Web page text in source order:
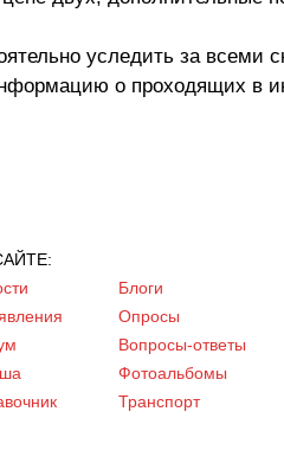
уследить за всеми
о проходящих в
Блоги
Опросы
Вопросы-ответы
Фотоальбомы
Транспорт